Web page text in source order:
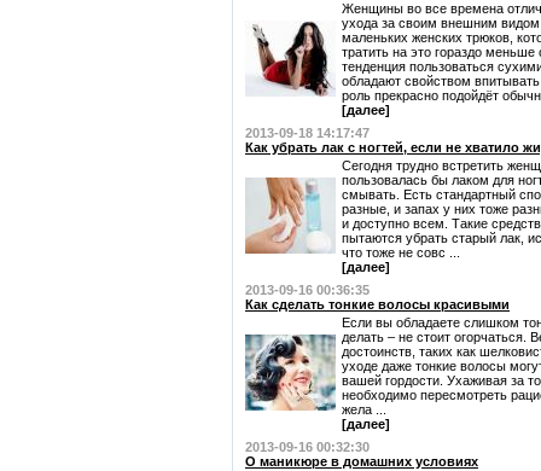
Женщины во все времена
ухода за своим внешним
маленьких женских трюков,
тратить на это гораздо
тенденция пользоваться
обладают свойством
роль прекрасно подойдёт
[далее]
2013-09-18 14:17:47
Как убрать лак с ногтей, если не хватило
Сегодня трудно встретить
пользовалась бы лаком для
смывать. Есть стандартный
разные, и запах у них тоже
и доступно всем. Такие
пытаются убрать старый лак,
что тоже не совс ...
[далее]
2013-09-16 00:36:35
Как сделать тонкие волосы красивыми
Если вы обладаете слишком
делать – не стоит огорчаться.
достоинств, таких как
уходе даже тонкие волосы
вашей гордости. Ухаживая за
необходимо пересмотреть
жела ...
[далее]
2013-09-16 00:32:30
О маникюре в домашних условиях